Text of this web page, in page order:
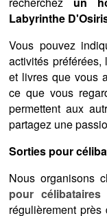
Labyrinthe
Vous pouvez
activités
et livres que vous
ce que vous
permettent aux
partagez une
Sorties pour
Nous organisons
pour célibataires
régulièrement